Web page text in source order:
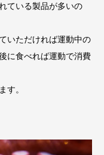
ている製品が多いの
いただければ運動中の
に食べれば運動で消費
す。